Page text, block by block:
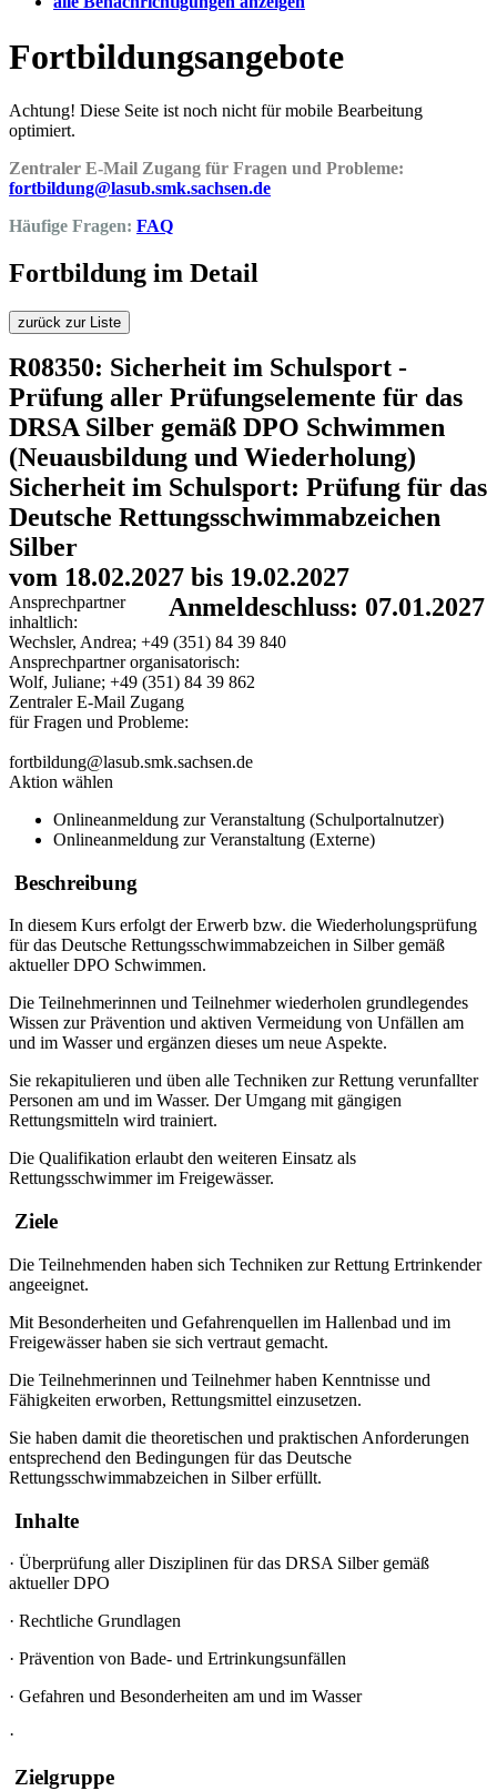
Fortbildungsangebote
Achtung! Diese Seite ist noch nicht für mobile Bearbeitung
optimiert.
Zentraler E-Mail Zugang für Fragen und Probleme:
fortbildung@lasub.smk.sachsen.de
Häufige Fragen: FAQ
Fortbildung im Detail
zurück zur Liste
R08350: Sicherheit im Schulsport -
Prüfung aller Prüfungselemente für das
DRSA Silber gemäß DPO Schwimmen
(Neuausbildung und Wiederholung)
Sicherheit im Schulsport: Prüfung für das
Deutsche Rettungsschwimmabzeichen
Silber
vom 18.02.2027 bis 19.02.2027
Anmeldeschluss: 07.01.2027
Ansprechpartner
inhaltlich:
Wechsler, Andrea; +49 (351) 84 39 840
Ansprechpartner organisatorisch:
Wolf, Juliane; +49 (351) 84 39 862
Zentraler E-Mail Zugang
für Fragen und Probleme:
fortbildung@lasub.smk.sachsen.de
Aktion wählen
Onlineanmeldung zur Veranstaltung (Schulportalnutzer)
Onlineanmeldung zur Veranstaltung (Externe)
Beschreibung
In diesem Kurs erfolgt der Erwerb bzw. die Wiederholungsprüfung
für das Deutsche Rettungsschwimmabzeichen in Silber gemäß
aktueller DPO Schwimmen.
Die Teilnehmerinnen und Teilnehmer wiederholen grundlegendes
Wissen zur Prävention und aktiven Vermeidung von Unfällen am
und im Wasser und ergänzen dieses um neue Aspekte.
Sie rekapitulieren und üben alle Techniken zur Rettung verunfallter
Personen am und im Wasser. Der Umgang mit gängigen
Rettungsmitteln wird trainiert.
Die Qualifikation erlaubt den weiteren Einsatz als
Rettungsschwimmer im Freigewässer.
Ziele
Die Teilnehmenden haben sich Techniken zur Rettung Ertrinkender
angeeignet.
Mit Besonderheiten und Gefahrenquellen im Hallenbad und im
Freigewässer haben sie sich vertraut gemacht.
Die Teilnehmerinnen und Teilnehmer haben Kenntnisse und
Fähigkeiten erworben, Rettungsmittel einzusetzen.
Sie haben damit die theoretischen und praktischen Anforderungen
entsprechend den Bedingungen für das Deutsche
Rettungsschwimmabzeichen in Silber erfüllt.
Inhalte
· Überprüfung aller Disziplinen für das DRSA Silber gemäß
aktueller DPO
· Rechtliche Grundlagen
· Prävention von Bade- und Ertrinkungsunfällen
· Gefahren und Besonderheiten am und im Wasser
·
Zielgruppe